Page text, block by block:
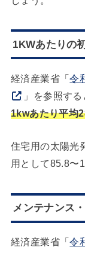
1KWあたりの
経済産業省「令
」を参照す
1kwあたり平均
住宅用の太陽光
用として85.8〜
メンテナンス
経済産業省「令